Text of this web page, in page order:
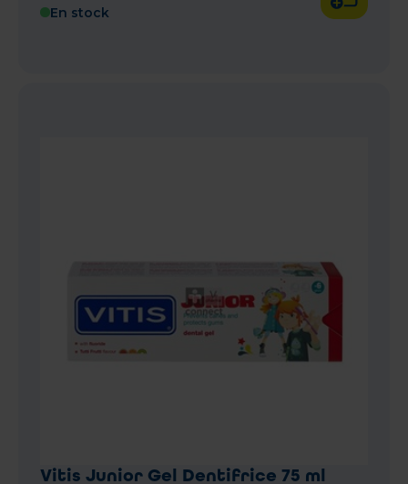
En stock
Vitis Junior Gel Dentifrice 75 ml